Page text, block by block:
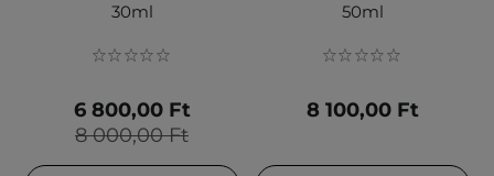
30ml
8 000,00 Ft
6 800,00 Ft
50ml
8 100,00 Ft